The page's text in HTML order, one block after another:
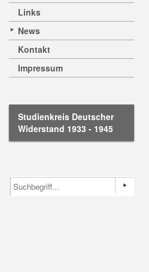
Links
News
Kontakt
Impressum
Studienkreis Deutscher
Widerstand 1933 - 1945